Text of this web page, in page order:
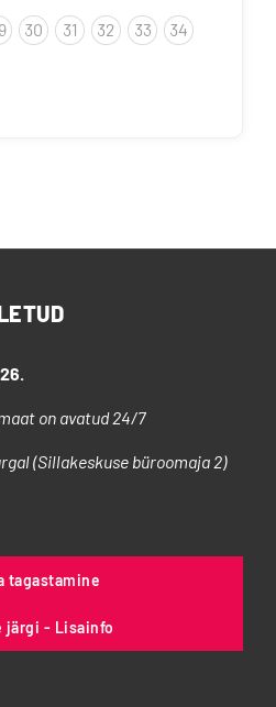
30 31 32 33
34
on avatud 24/7
(Sillakeskuse büroomaja 2)
tagastamine
järgi - Lisainfo